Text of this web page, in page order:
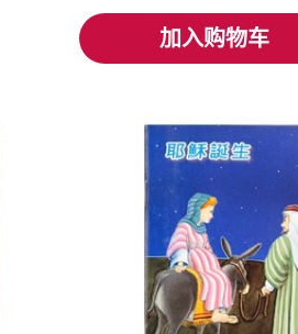
加入购物车
加入购物车